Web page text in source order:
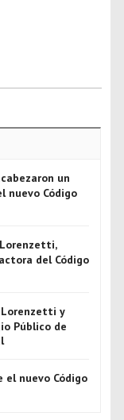
un
nuevo Código
del Código
Lorenzetti y
Público de
nuevo Código